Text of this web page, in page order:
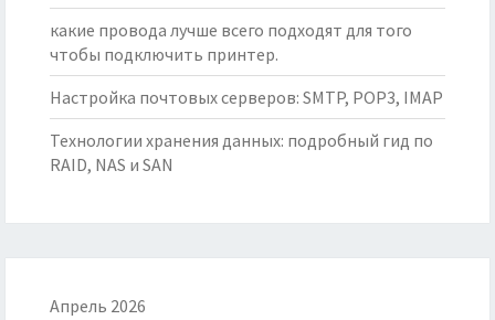
какие провода лучше всего подходят для того
чтобы подключить принтер.
Настройка почтовых серверов: SMTP, POP3, IMAP
Технологии хранения данных: подробный гид по
RAID, NAS и SAN
Апрель 2026